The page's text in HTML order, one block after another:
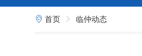
首页 临仲动态